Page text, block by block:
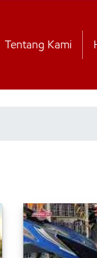
Tentang Kami